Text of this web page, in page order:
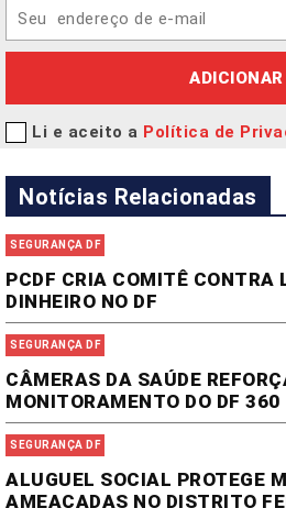
ADICIONAR
Li e aceito a Política de
Notícias Relacionadas
SEGURANÇA DF
PCDF CRIA COMITÊ CONTRA
DINHEIRO NO DF
SEGURANÇA DF
CÂMERAS DA SAÚDE
MONITORAMENTO DO DF 360
SEGURANÇA DF
ALUGUEL SOCIAL PROTEGE
AMEAÇADAS NO DISTRITO